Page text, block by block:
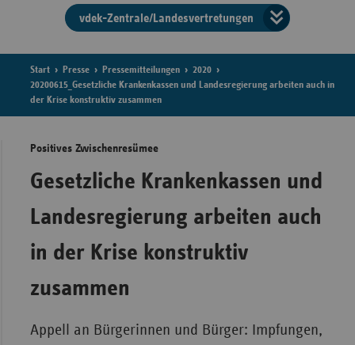
vdek-Zentrale/Landesvertretungen
der
Start Presse Pressemitteilungen
2020
20200615_Gesetzliche Krankenkassen und Landesregierung arbeiten auch in
der Krise konstruktiv zusammen
Positives Zwischenresümee
Gesetzliche Krankenkassen und
Landesregierung arbeiten auch
in der Krise konstruktiv
zusammen
Appell an Bürgerinnen und Bürger: Impfungen,